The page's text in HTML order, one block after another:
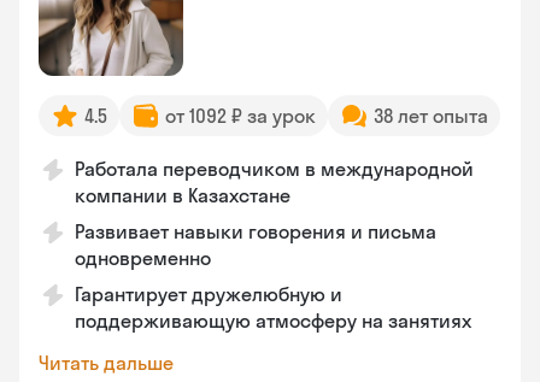
4.5 от 1092 ₽ за урок 38 лет опыта
Работала переводчиком в международной
компании в Казахстане
Развивает навыки говорения и письма
одновременно
Гарантирует дружелюбную и
поддерживающую атмосферу на занятиях
Читать дальше